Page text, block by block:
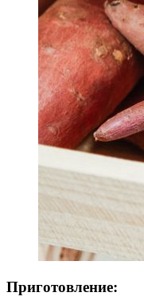
Приготовление: